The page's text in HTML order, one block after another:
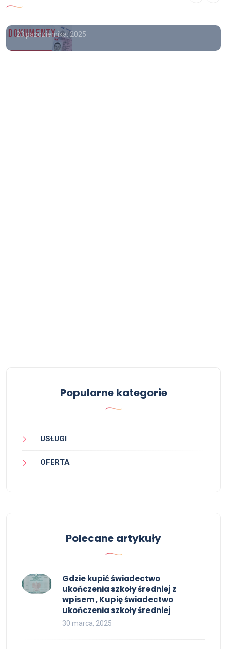
kolekcjonerski.
23 października, 2025
Popularne kategorie
USŁUGI
OFERTA
Polecane artykuły
Gdzie kupić świadectwo
ukończenia szkoły średniej z
wpisem , Kupię świadectwo
ukończenia szkoły średniej
30 marca, 2025